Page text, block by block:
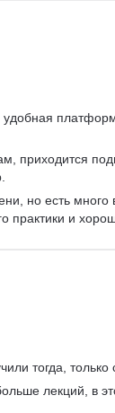
приходится
но есть много
практики и
тогда, только
лекций, в